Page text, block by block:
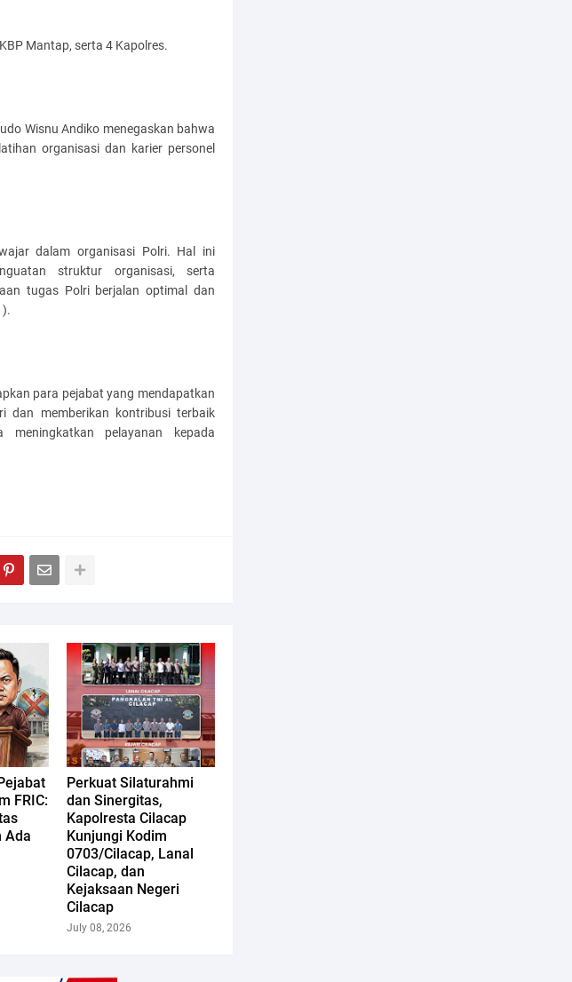
Mantap, serta 4 Kapolres.
Wisnu Andiko menegaskan bahwa
organisasi dan karier personel
dalam organisasi Polri. Hal ini
struktur organisasi, serta
tugas Polri berjalan optimal dan
para pejabat yang mendapatkan
dan memberikan kontribusi terbaik
pelayanan kepada
FRIC:
Ada
Perkuat Silaturahmi
dan Sinergitas,
Kapolresta Cilacap
Kunjungi Kodim
0703/Cilacap, Lanal
Cilacap, dan
Kejaksaan Negeri
Cilacap
July 08, 2026